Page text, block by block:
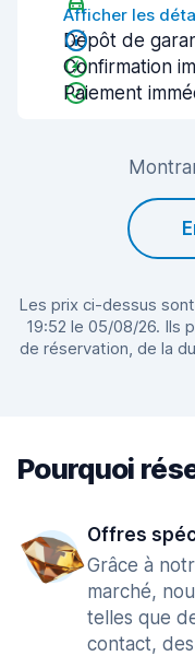
Afficher les
Dépôt de
Confirmation
Paiement
Les prix ci-dessus
19:52 le 05/08/26. Ils
de réservation, de la
Pourquoi
Offres
Grâce à
marché,
telles que
contact,